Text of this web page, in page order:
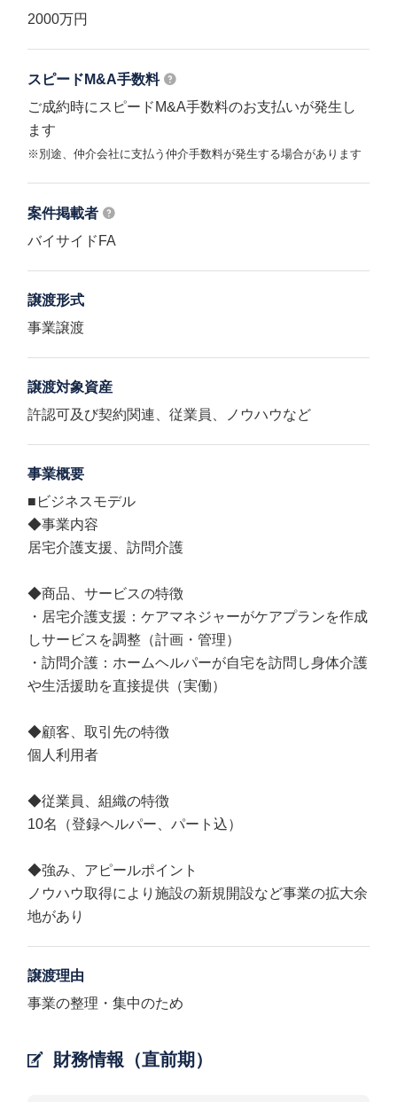
2000万円
スピードM&A手数料
ご成約時にスピードM&A手数料のお支払いが発生し
ます
※別途、仲介会社に支払う仲介手数料が発生する場合があります
案件掲載者
バイサイドFA
譲渡形式
事業譲渡
譲渡対象資産
許認可及び契約関連、従業員、ノウハウなど
事業概要
■ビジネスモデル
◆事業内容
居宅介護支援、訪問介護
◆商品、サービスの特徴
・居宅介護支援：ケアマネジャーがケアプランを作成
しサービスを調整（計画・管理）
・訪問介護：ホームヘルパーが自宅を訪問し身体介護
や生活援助を直接提供（実働）
◆顧客、取引先の特徴
個人利用者
◆従業員、組織の特徴
10名（登録ヘルパー、パート込）
◆強み、アピールポイント
ノウハウ取得により施設の新規開設など事業の拡大余
地があり
譲渡理由
事業の整理・集中のため
財務情報（直前期）